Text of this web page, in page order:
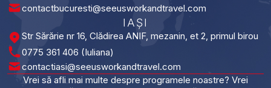
contactbucuresti@seeusworkandtravel.com
IAȘI​
Str Sărărie nr 16, Clădirea ANIF, mezanin, et 2, primul birou
0775 361 406 (Iuliana)
contactiasi@seeusworkandtravel.com
Vrei să afli mai multe despre programele noastre? Vrei